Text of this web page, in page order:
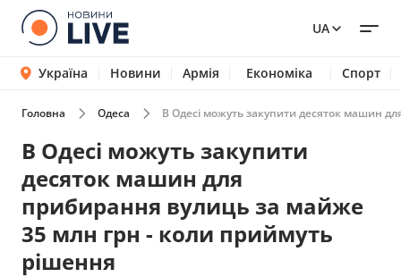
UA
Україна Новини Армія Економіка Спорт
Головна Одеса В Одесі можуть закупити десяток машин
В Одесі можуть закупити
десяток машин для
прибирання вулиць за майже
35 млн грн - коли приймуть
рішення